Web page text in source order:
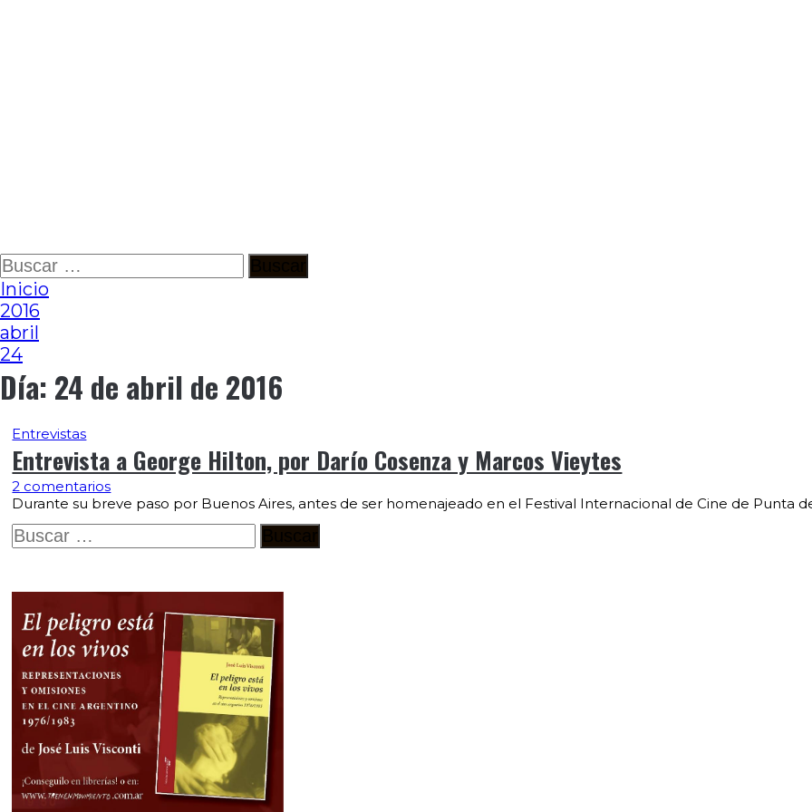
Ir
al
contenido
Buscar:
Inicio
2016
abril
24
Día: 24 de abril de 2016
Entrevistas
Entrevista a George Hilton, por Darío Cosenza y Marcos Vieytes
2 comentarios
Durante su breve paso por Buenos Aires, antes de ser homenajeado en el Festival Internacional de Cine de Punta
Buscar: